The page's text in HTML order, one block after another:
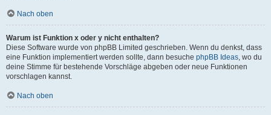
Nach oben
Warum ist Funktion x oder y nicht enthalten?
Diese Software wurde von phpBB Limited geschrieben. Wenn du denkst, dass
eine Funktion implementiert werden sollte, dann besuche phpBB Ideas, wo du
deine Stimme für bestehende Vorschläge abgeben oder neue Funktionen
vorschlagen kannst.
Nach oben